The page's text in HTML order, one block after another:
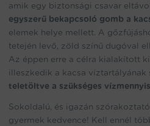
amik egy biztonsági csavar
egyszerű bekapcsoló gomb a
elemek helye mellett. A
tetején levő, zöld színű dugóval
Az éppen erre a célra kialakított
illeszkedik a kacsa víztartályának
teletöltve a szükséges
Sokoldalú, és igazán
gyermek kedvence! Kell ennél